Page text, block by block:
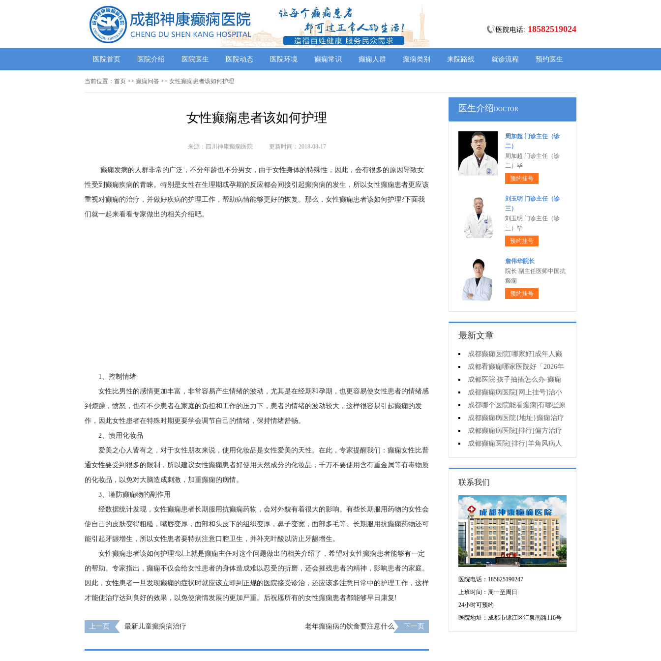
医院电话: 18582519024
医院首页 医院介绍 医院医生 医院动态 医院环境 癫痫常识 癫痫人群 癫痫类别 来院路线 就诊流程 预约医生
当前位置： 首页 >> 癫痫问答 >> 女性癫痫患者该如何护理
女性癫痫患者该如何护理
来源：四川神康癫痫医院 更新时间：2018-08-17
癫痫发病的人群非常的广泛，不分年龄也不分男女，由于女性身体的特殊性，因此，会有很多的原因导致女
性受到癫痫疾病的青睐。特别是女性在生理期或孕期的反应都会间接引起癫痫病的发生，所以女性癫痫患者更应该
重视对癫痫的治疗，并做好疾病的护理工作，帮助病情能够更好的恢复。那么，女性癫痫患者该如何护理?下面我
们就一起来看看专家做出的相关介绍吧。
1、控制情绪
女性比男性的感情更加丰富，非常容易产生情绪的波动，尤其是在经期和孕期，也更容易使女性患者的情绪感
到烦躁，愤怒，也有不少患者在家庭的负担和工作的压力下，患者的情绪的波动较大，这样很容易引起癫痫的发
作，因此女性患者在特殊时期更要学会调节自己的情绪，保持情绪舒畅。
2、慎用化妆品
爱美之心人皆有之，对于女性朋友来说，使用化妆品是女性爱美的天性。在此，专家提醒我们：癫痫女性比普
通女性要受到很多的限制，所以建议女性癫痫患者好使用天然成分的化妆品，千万不要使用含有重金属等有毒物质
的化妆品，以免对大脑造成刺激，加重癫痫的病情。
3、谨防癫痫物的副作用
经数据统计发现，女性癫痫患者长期服用抗癫痫药物，会对外貌有着很大的影响。有些长期服用药物的女性会
使自己的皮肤变得粗糙，嘴唇变厚，面部和头皮下的组织变厚，鼻子变宽，面部多毛等。长期服用抗癫痫药物还可
能引起牙龈增生，所以女性患者要特别注意口腔卫生，并补充叶酸以防止牙龈增生。
女性癫痫患者该如何护理?以上就是癫痫主任对这个问题做出的相关介绍了，希望对女性癫痫患者能够有一定
的帮助。专家指出，癫痫不仅会给女性患者的身体造成难以忍受的折磨，还会摧残患者的精神，影响患者的家庭。
因此，女性患者一旦发现癫痫的症状时就应该立即到正规的医院接受诊治，还应该多注意日常中的护理工作，这样
才能使治疗达到良好的效果，以免使病情发展的更加严重。后祝愿所有的女性癫痫患者都能够早日康复!
上一页 最新儿童癫痫病治疗 老年癫痫病的饮食要注意什么 下一页
医生介绍DOCTOR
周加超 门诊主任（诊
二）
周加超 门诊主任（诊
二）毕
预约挂号
刘玉明 门诊主任（诊
三）
刘玉明 门诊主任（诊
三）毕
预约挂号
詹伟华院长
院长 副主任医师中国抗
癫痫
预约挂号
最新文章
成都癫痫医院[哪家好]成年人癫
痫的护理要做到哪些?
成都看癫痫哪家医院好「2026年
度公布」癫痫是遗传的吗?
成都医院|孩子抽搐怎么办-癫痫
病吃什么中药?
成都癫痫病医院[网上挂号]治小
儿癫痫病药哪个好?
成都哪个医院能看癫痫|有哪些原
因会造成癫痫?
成都癫痫病医院{地址}癫痫治疗
要坚持哪些原则?
成都癫痫病医院[排行]偏方治疗
可信吗?
成都癫痫医院[排行]羊角风病人
睡眠困难怎么办?
联系我们
医院电话：185825190247
上班时间：周一至周日
24小时可预约
医院地址：成都市锦江区汇泉南路116号